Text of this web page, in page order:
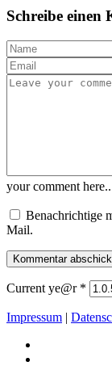
Schreibe einen
your comment
Benachrichtige
Mail.
Current ye@r *
Impressum |